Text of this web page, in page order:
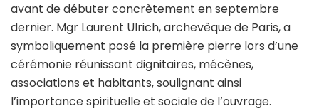
avant de débuter concrètement en septembre
dernier. Mgr Laurent Ulrich, archevêque de Paris, a
symboliquement posé la première pierre lors d’une
cérémonie réunissant dignitaires, mécènes,
associations et habitants, soulignant ainsi
l’importance spirituelle et sociale de l’ouvrage.